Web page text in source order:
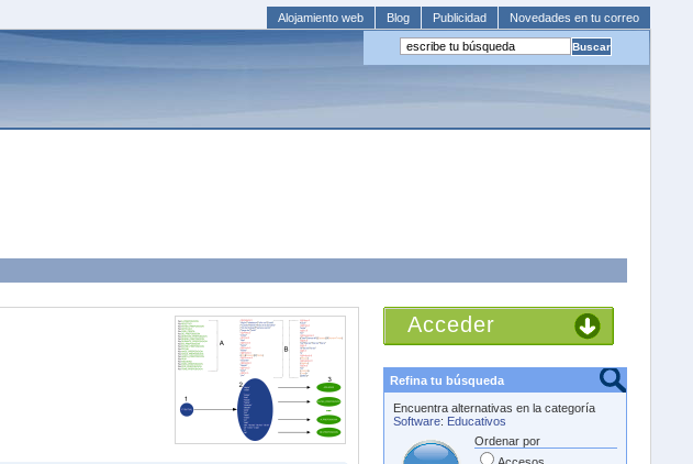
Alojamiento web Blog Publicidad Novedades en tu correo
Acceder
Refina tu búsqueda
Encuentra alternativas en la categoría
Software: Educativos
Ordenar por